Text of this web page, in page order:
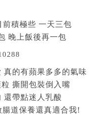
積極些 一天三包
晚上飯後再一包
真的有蘋果多多的氣味
撕開包裝倒入嘴
還帶點迷人乳酸
道保養還真適合我!